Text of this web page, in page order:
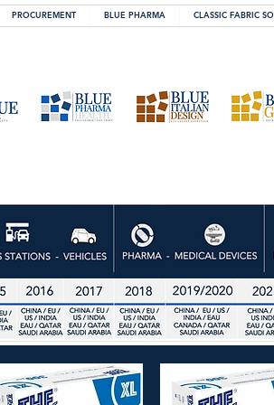
PROCUREMENT BLUE PHARMA CLASSIC FABRIC